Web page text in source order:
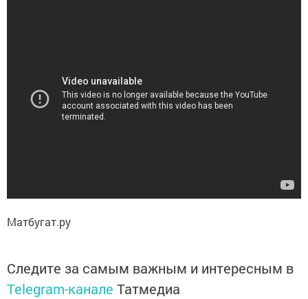
Матбугат.ру
Следите за самым важным и интересным в
Telegram-канале Татмедиа